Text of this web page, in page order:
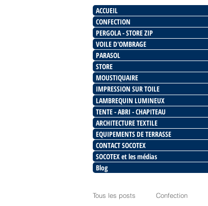
ACCUEIL
CONFECTION
PERGOLA - STORE ZIP
VOILE D'OMBRAGE
PARASOL
STORE
MOUSTIQUAIRE
IMPRESSION SUR TOILE
LAMBREQUIN LUMINEUX
TENTE - ABRI - CHAPITEAU
ARCHITECTURE TEXTILE
EQUIPEMENTS DE TERRASSE
CONTACT SOCOTEX
SOCOTEX et les médias
Blog
Tous les posts Confection